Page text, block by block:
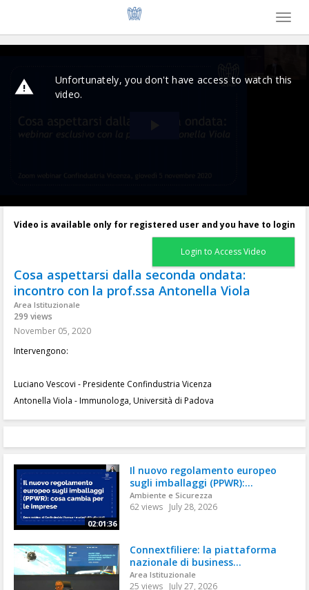
Toggle
Video is available only for registered user and you have to login
Login to Access Video
Cosa aspettarsi dalla seconda ondata:
incontro con la prof.ssa Antonella Viola
Area Istituzionale
299 views
November 05, 2020
Intervengono:
Luciano Vescovi - Presidente Confindustria Vicenza
Antonella Viola - Immunologa, Università di Padova
02:01:36
Il nuovo regolamento europeo
sugli imballaggi (PPWR):...
Ambiente e Sicurezza
62 views July 28, 2026
Connextfiliere: la piattaforma
nazionale di business...
Area Istituzionale
25 views July 27, 2026